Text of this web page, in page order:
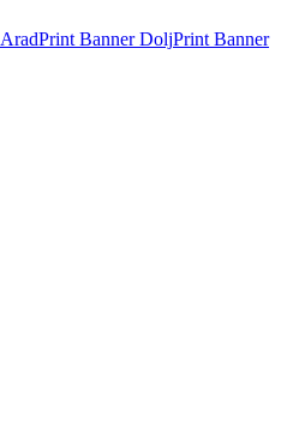
AradPrint BannerDoljPrint Banner